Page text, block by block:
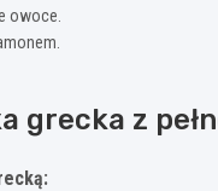
owoce.
grecka z